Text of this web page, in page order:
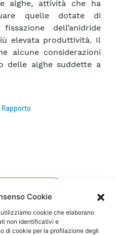
Cookie
cookie che elaborano
non identificativi e
di cookie per la profilazione degli
alghe, attività che ha
quelle dotate di
dell’anidride
elevata produttività. Il
alcune considerazioni
delle alghe suddette a
Rapporto